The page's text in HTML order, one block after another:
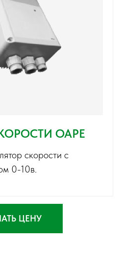
OAРE
скорости с
0-10в.
ЦЕНУ